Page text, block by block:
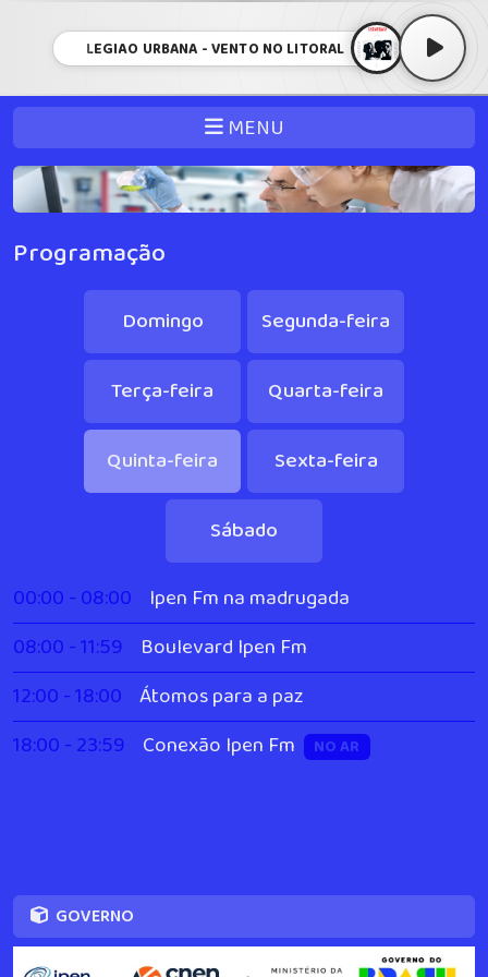
LEGIÃO URBANA - VENTO NO LITORAL
MENU
Programação
Domingo Segunda-feira
Terça-feira Quarta-feira
Quinta-feira Sexta-feira
Sábado
00:00 - 08:00
Ipen Fm na madrugada
08:00 - 11:59
Boulevard Ipen Fm
12:00 - 18:00 Átomos para a paz
18:00 - 23:59 Conexão Ipen Fm NO AR
GOVERNO